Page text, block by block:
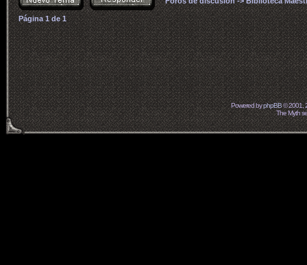
Página1de1
Powered byphpBB© 2001,
The Myth